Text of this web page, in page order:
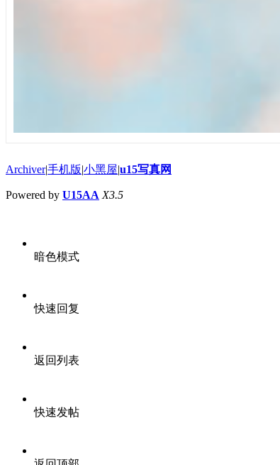
Archiver|手机版|小黑屋|u15写真网
Powered by U15AA X3.5
暗色模式
快速回复
返回列表
快速发帖